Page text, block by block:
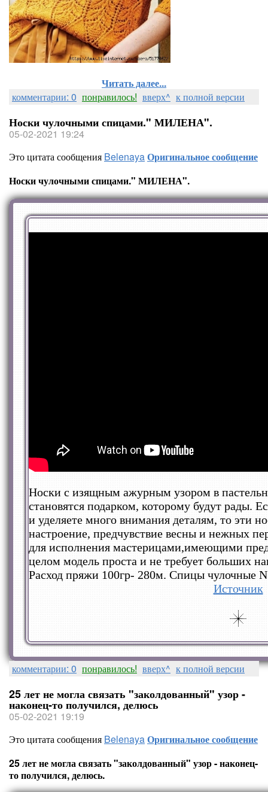
Читать далее...
комментарии: 0 понравилось! вверх^ к полной версии
Носки чулочными спицами." МИЛЕНА".
05-02-2021 19:24
Это цитата сообщения BelenayaОригинальное сообщение
Носки чулочными спицами." МИЛЕНА".
Носки с изящным ажурным узором в
становятся подарком, которому будут рады.
и уделяете много внимания деталям, то эти
настроение, предчувствие весны и нежных
для исполнения мастерицами,имеющими
целом модель проста и не требует больших
Расход пряжи 100гр- 280м. Спицы чулочные
Источник
комментарии: 0 понравилось! вверх^ к полной версии
25 лет не могла связать "заколдованный" узор -
наконец-то получился, делюсь
05-02-2021 19:19
Это цитата сообщения BelenayaОригинальное сообщение
25 лет не могла связать "заколдованный" узор - наконец-
то получился, делюсь.